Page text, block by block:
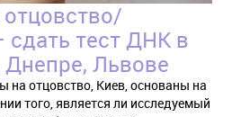
сдать тест ДНК в
Днепре, Львове
на отцовство, Киев, основаны на
того, является ли исследуемый